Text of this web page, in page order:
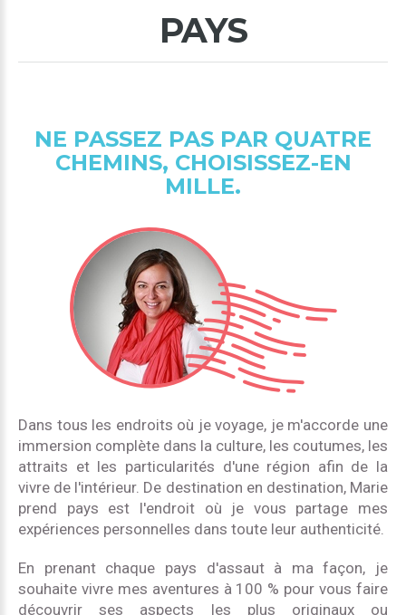
PAYS
NE PASSEZ PAS PAR QUATRE
CHEMINS, CHOISISSEZ-EN
MILLE.
Dans tous les endroits où je voyage, je m'accorde une
immersion complète dans la culture, les coutumes, les
attraits et les particularités d'une région afin de la
vivre de l'intérieur. De destination en destination, Marie
prend pays est l'endroit où je vous partage mes
expériences personnelles dans toute leur authenticité.
En prenant chaque pays d'assaut à ma façon, je
souhaite vivre mes aventures à 100 % pour vous faire
découvrir ses aspects les plus originaux ou